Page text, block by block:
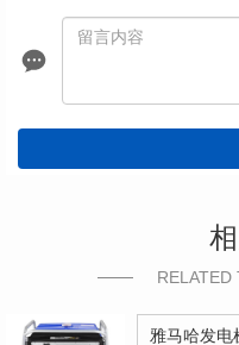
RELATED
雅马哈发电